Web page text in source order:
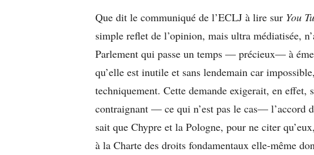
Que dit le communiqué de l’ECLJ à lire sur You
simple reflet de l’opinion, mais ultra médiatisée,
Parlement qui passe un temps — précieux— à
qu’elle est inutile et sans lendemain car
techniquement. Cette demande exigerait, en effet,
contraignant — ce qui n’est pas le cas— l’accord
sait que Chypre et la Pologne, pour ne citer
à la Charte des droits fondamentaux elle-même